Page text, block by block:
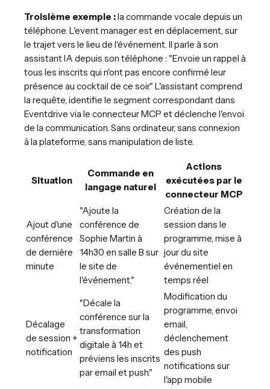
Troisième exemple :la commande vocale depuis un
téléphone. L'event manager est en déplacement, sur
le trajet vers le lieu de l'événement. Il parle à son
assistant IA depuis son téléphone : "Envoie un rappel à
tous les inscrits qui n'ont pas encore confirmé leur
présence au cocktail de ce soir." L'assistant comprend
la requête, identifie le segment correspondant dans
Eventdrive via le connecteur MCP et déclenche l'envoi
de la communication. Sans ordinateur, sans connexion
à la plateforme, sans manipulation de liste.
Situation
Commande en
langage naturel
Actions
exécutées par le
connecteur MCP
Ajout d'une
conférence
de dernière
minute
"Ajoute la
conférence de
Sophie Martin à
14h30 en salle B sur
le site de
l'événement."
Création de la
session dans le
programme, mise à
jour du site
événementiel en
temps réel
Décalage
de session +
notification
"Décale la
conférence sur la
transformation
digitale à 14h et
préviens les inscrits
par email et push."
Modification du
programme, envoi
email,
déclenchement
des push
notifications sur
l'app mobile